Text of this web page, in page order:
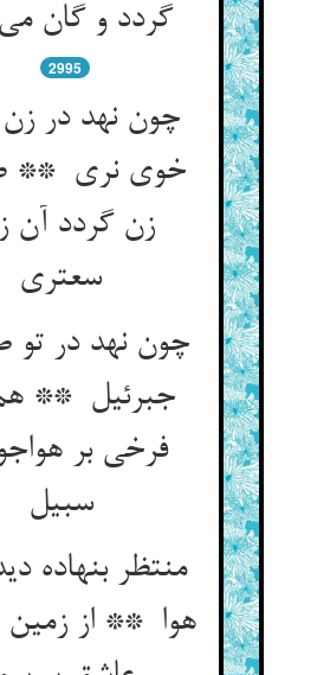
گردد و گان می‌دهد
2995
چون نهد در
خوی نری **
زن گردد آن
سعتری
چون نهد در تو
جبرئیل **
فرخی بر
سبیل
منتظر بنهاده
هوا ** از زمین